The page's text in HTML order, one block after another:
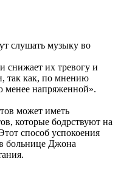
снижает их тревогу и
так как, по мнению
менее напряженной».
может иметь
которые бодрствуют на
способ успокоения
больнице Джона